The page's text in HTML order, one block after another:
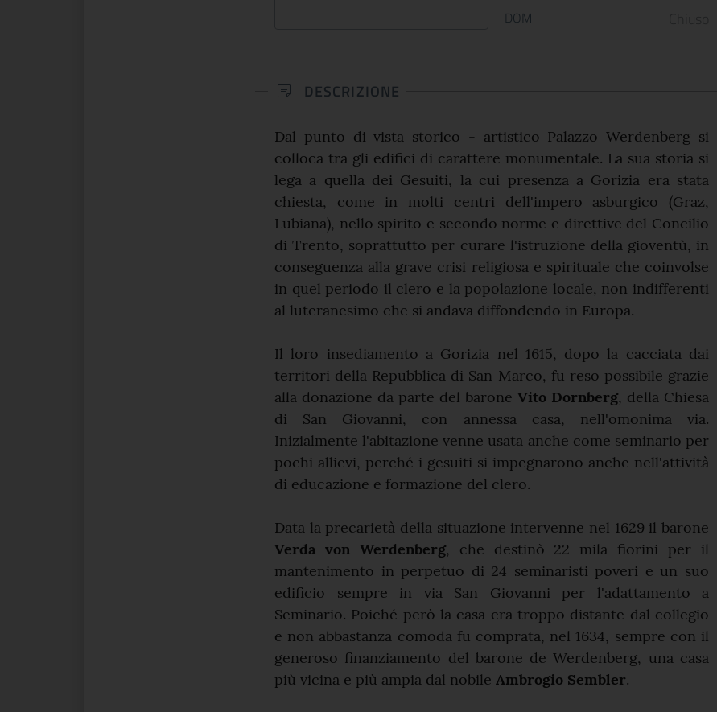
DOM
DESCRIZIONE
Dal punto di vista storico - artistico Palazzo Werdenberg si
colloca tra gli edifici di carattere monumentale. La sua storia si
lega a quella dei Gesuiti, la cui presenza a Gorizia era stata
chiesta, come in molti centri dell'impero asburgico (Graz,
Lubiana), nello spirito e secondo norme e direttive del Concilio
di Trento, soprattutto per curare l'istruzione della gioventù, in
conseguenza alla grave crisi religiosa e spirituale che coinvolse
in quel periodo il clero e la popolazione locale, non indifferenti
al luteranesimo che si andava diffondendo in Europa.
Il loro insediamento a Gorizia nel 1615, dopo la cacciata dai
territori della Repubblica di San Marco, fu reso possibile grazie
alla donazione da parte del barone Vito Dornberg, della Chiesa
di San Giovanni, con annessa casa, nell'omonima via.
Inizialmente l'abitazione venne usata anche come seminario per
pochi allievi, perché i gesuiti si impegnarono anche nell'attività
di educazione e formazione del clero.
Data la precarietà della situazione intervenne nel 1629 il barone
Verda von Werdenberg, che destinò 22 mila fiorini per il
mantenimento in perpetuo di 24 seminaristi poveri e un suo
edificio sempre in via San Giovanni per l'adattamento a
Seminario. Poiché però la casa era troppo distante dal collegio
e non abbastanza comoda fu comprata, nel 1634, sempre con il
generoso finanziamento del barone de Werdenberg, una casa
più vicina e più ampia dal nobile Ambrogio Sembler.